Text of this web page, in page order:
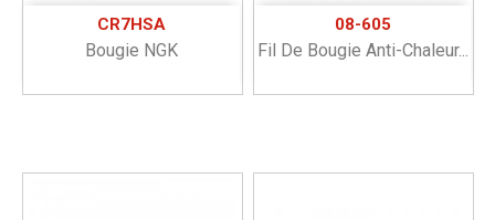
CR7HSA
Bougie NGK
08-605
Fil De Bougie Anti-Chaleur...